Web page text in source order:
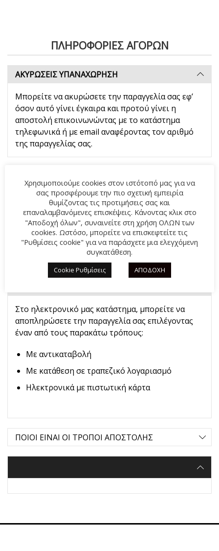
ΠΛΗΡΟΦΟΡΊΕΣ ΑΓΟΡΩΝ
ΑΚΥΡΩΣΕΙΣ ΥΠΑΝΑΧΩΡΗΣΗ
Μπορείτε να ακυρώσετε την παραγγελία σας εφ’
όσον αυτό γίνει έγκαιρα και προτού γίνει η
αποστολή επικοινωνώντας με το κατάστημα
τηλεφωνικά ή με email αναφέροντας τον αριθμό
της παραγγελίας σας.
ΥΠΑΝΑΧΩΡΗΣΗ
ΠΩΣ ΓΙΝΕΤΕ Η ΥΠΑΝΑΧΩΡΗΣΗ
ΠΛΗΡΩΜΈΣ & ΑΠΟΣΤΟΛΕΣ
Στο ηλεκτρονικό μας κατάστημα, μπορείτε να
αποπληρώσετε την παραγγελία σας επιλέγοντας
έναν από τους παρακάτω τρόπους:
Με αντικαταβολή
Με κατάθεση σε τραπεζικό λογαριασμό
Ηλεκτρονικά με πιστωτική κάρτα
ΠΟΙΟΙ ΕΙΝΑΙ ΟΙ ΤΡΟΠΟΙ ΑΠΟΣΤΟΛΗΣ
Χρησιμοποιούμε cookies στον ιστότοπό μας για να
σας προσφέρουμε την πιο σχετική εμπειρία
θυμίζοντας τις προτιμήσεις σας και
επαναλαμβανόμενες επισκέψεις. Κάνοντας κλικ στο
"Αποδοχή όλων", συναινείτε στη χρήση ΟΛΩΝ των
cookies. Ωστόσο, μπορείτε να επισκεφτείτε τις
"Ρυθμίσεις cookie" για να παράσχετε μια ελεγχόμενη
συγκατάθεση.
Cookie Ρυθμίσεις ΑΠΟΔΟΧΗ